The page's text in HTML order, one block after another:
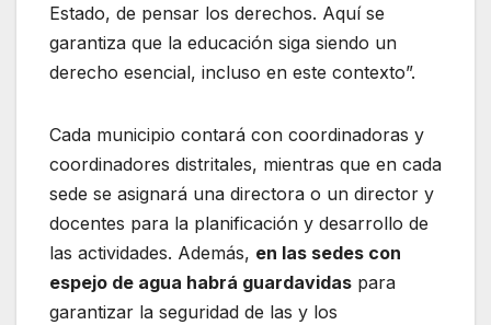
Estado, de pensar los derechos. Aquí se
garantiza que la educación siga siendo un
derecho esencial, incluso en este contexto”.
Cada municipio contará con coordinadoras y
coordinadores distritales, mientras que en cada
sede se asignará una directora o un director y
docentes para la planificación y desarrollo de
las actividades. Además, en las sedes con
espejo de agua habrá guardavidas para
garantizar la seguridad de las y los